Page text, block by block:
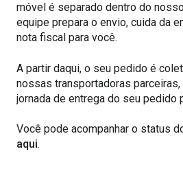
móvel é separado dentro do
equipe prepara o envio, cuida da
nota fiscal para você.
A partir daqui, o seu pedido é
nossas transportadoras
jornada de entrega do seu pedido
Você pode acompanhar o status
aqui.